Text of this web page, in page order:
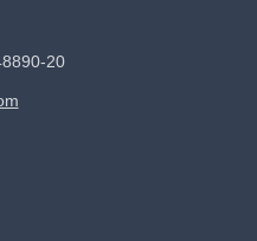
20